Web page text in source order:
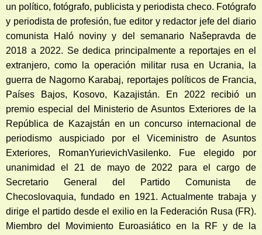
un político, fotógrafo, publicista y periodista checo. Fotógrafo
y periodista de profesión, fue editor y redactor jefe del diario
comunista Haló noviny y del semanario Našepravda de
2018 a 2022. Se dedica principalmente a reportajes en el
extranjero, como la operación militar rusa en Ucrania, la
guerra de Nagorno Karabaj, reportajes políticos de Francia,
Países Bajos, Kosovo, Kazajistán. En 2022 recibió un
premio especial del Ministerio de Asuntos Exteriores de la
República de Kazajstán en un concurso internacional de
periodismo auspiciado por el Viceministro de Asuntos
Exteriores, RomanYurievichVasilenko. Fue elegido por
unanimidad el 21 de mayo de 2022 para el cargo de
Secretario General del Partido Comunista de
Checoslovaquia, fundado en 1921. Actualmente trabaja y
dirige el partido desde el exilio en la Federación Rusa (FR).
Miembro del Movimiento Euroasiático en la RF y de la